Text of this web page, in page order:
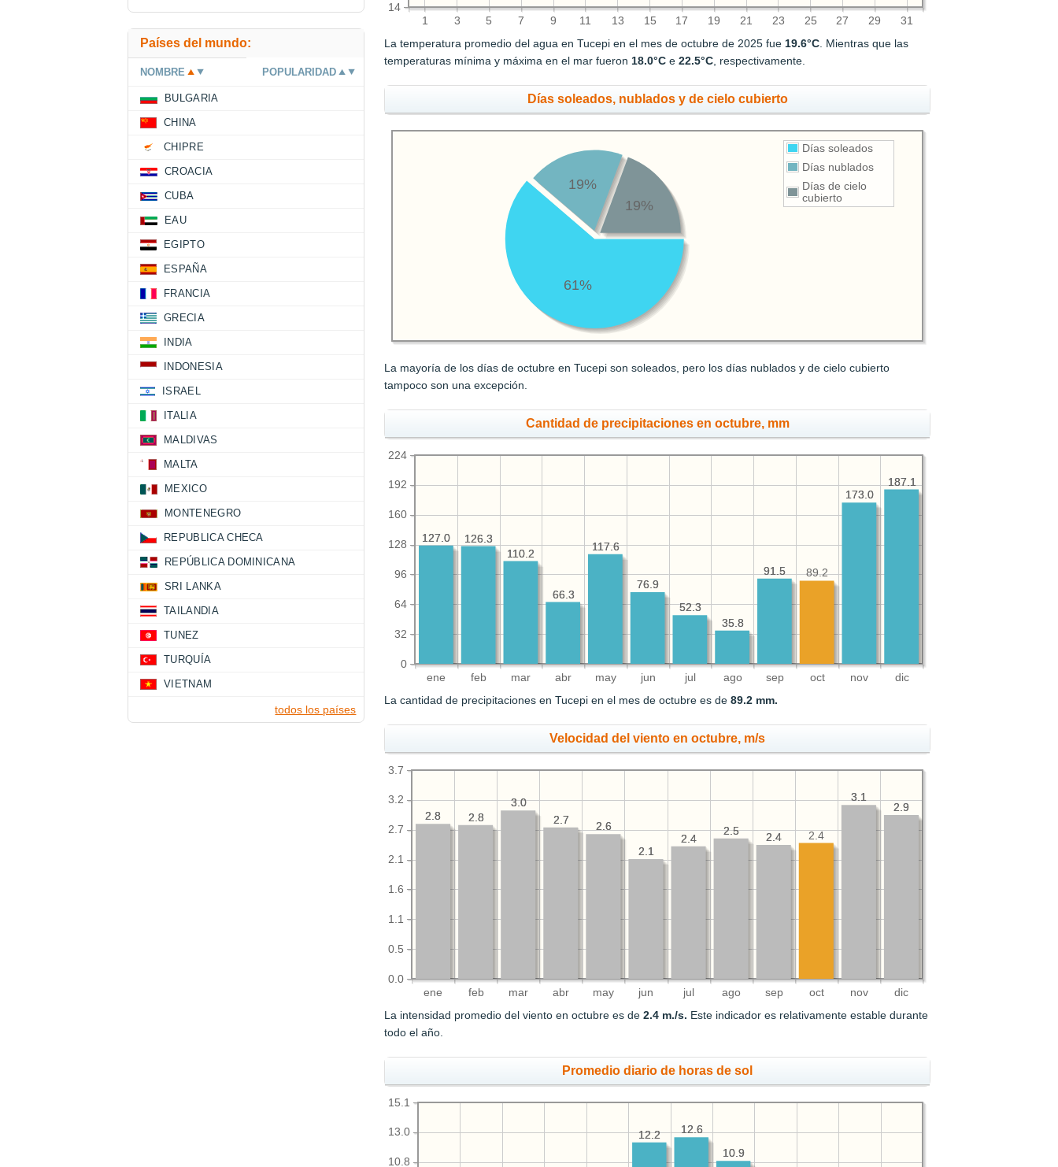
1 3 5 7 9 11 13 15 17 19 21 23 25 27 29 31
14
La temperatura promedio del agua en Tucepi en el mes de octubre de 2025 fue 19.6°C . Mientras que las
temperaturas mínima y máxima en el mar fueron 18.0°C e22.5°C , respectivamente.
Días soleados, nublados y de cielo cubierto
Días soleados
Días nublados
Días de cielo
cubierto
61%
19%
19%
La mayoría de los días de octubre en Tucepi son soleados, pero los días nublados y de cielo cubierto
tampoco son una excepción.
Cantidad de precipitaciones en octubre, mm
ene feb mar abr may jun jul ago sep oct nov dic
0
32
64
96
128
160
192
224
187.1
173.0
91.5
35.8
52.3
76.9
117.6
66.3
110.2
126.3
127.0
187.1
173.0
89.2
91.5
35.8
52.3
76.9
117.6
66.3
110.2
126.3
127.0
La cantidad de precipitaciones en Tucepi en el mes de octubre es de89.2 mm.
Velocidad del viento en octubre, m/s
ene feb mar abr may jun jul ago sep oct nov dic
0.0
0.5
1.1
1.6
2.1
2.7
3.2
3.7
2.9
3.1
2.4
2.5
2.4
2.1
2.6
2.7
3.0
2.8
2.8
2.9
3.1
2.4
2.4
2.5
2.4
2.1
2.6
2.7
3.0
2.8
2.8
La intensidad promedio del viento en octubre es de2.4 m./s. Este indicador es relativamente estable durante
todo el año.
Promedio diario de horas de sol
10.8
13.0
15.1
10.9
12.6
12.2
10.9
12.6
12.2
Países del mundo:
NOMBRE POPULARIDAD
BULGARIA
CHINA
CHIPRE
CROACIA
CUBA
EAU
EGIPTO
ESPAÑA
FRANCIA
GRECIA
INDIA
INDONESIA
ISRAEL
ITALIA
MALDIVAS
MALTA
MEXICO
MONTENEGRO
REPUBLICA CHECA
REPÚBLICA DOMINICANA
SRI LANKA
TAILANDIA
TUNEZ
TURQUÍA
VIETNAM
todos los países